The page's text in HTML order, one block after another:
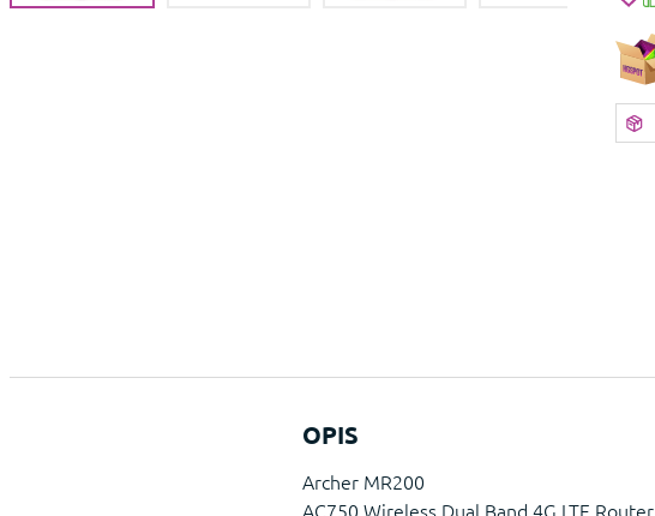
OPIS
Archer MR200
AC750 Wireless Dual Band 4G LTE Router